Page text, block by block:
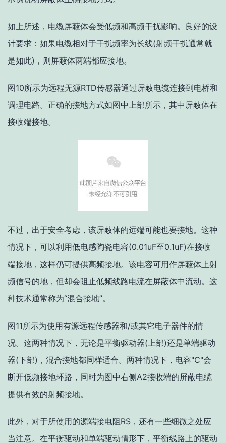
如上所述，电缆屏蔽体会受低频和高频干扰影响。良好的设
计要求： 如果电缆相对于干扰频率为长线(射频干扰通常就
是如此)，则屏蔽体两端都应接地。
图10所示为远程无源RTD传感器通过屏蔽电缆连接到电桥和
调理电路。正确的接地方式如图中上部所示，其中屏蔽体在
接收端接地。
不过，出于安全考虑，该屏蔽体的远端可能也要接地。这种
情况下， 可以利用低电感陶瓷电容(0.01uF至0.1uF)在接收
端接地，这样仍可提供高频接地。该电容可用作屏蔽体上射
频信号的地，但却会阻止低频线路电流在屏蔽体中流动。这
种技术通常称为“混合接地”。
图11所示为使用有源远程传感器和/或其它电子器件的情
况。这两种情况下，无论是平衡驱动器(上部)还是单端驱动
器(下部)，混合接地都同样适合。两种情况下，电容"C"会
断开低频接地环路，同时为图中右侧A2接收端的屏蔽电缆
提供有效的射频接地。
此外，对于所使用的源端接电阻RS，还有一些细微之处应
当注意。在平衡驱动和单端驱动情形下，平衡线路上的驱动